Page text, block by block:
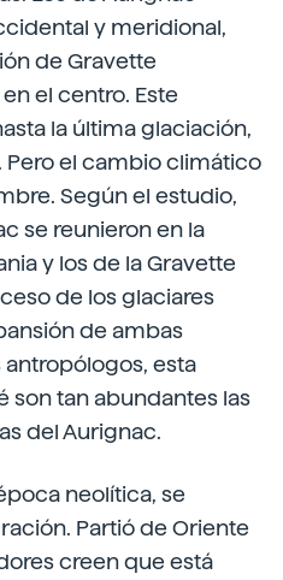
y meridional,
de Gravette
el centro. Este
la última glaciación,
Pero el cambio climático
Según el estudio,
se reunieron en la
y los de la Gravette
de los glaciares
de ambas
esta
son tan abundantes las
del Aurignac.
neolítica, se
Partió de Oriente
creen que está